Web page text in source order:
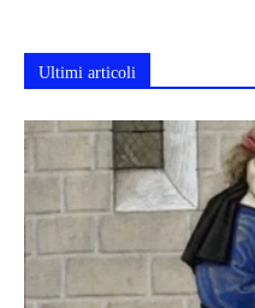
Ultimi articoli